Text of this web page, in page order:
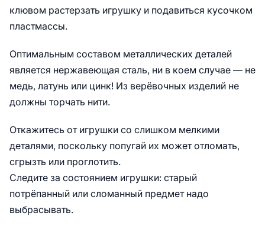
клювом растерзать игрушку и подавиться кусочком
пластмассы.
Оптимальным составом металлических деталей
является нержавеющая сталь, ни в коем случае — не
медь, латунь или цинк! Из верёвочных изделий не
должны торчать нити.
Откажитесь от игрушки со слишком мелкими
деталями, поскольку попугай их может отломать,
сгрызть или проглотить.
Следите за состоянием игрушки: старый
потрёпанный или сломанный предмет надо
выбрасывать.